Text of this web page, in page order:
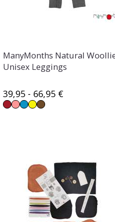
ManyMonths Natural
Unisex Leggings
39,95 - 66,95 €